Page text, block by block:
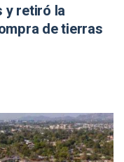
y retiró la
de tierras